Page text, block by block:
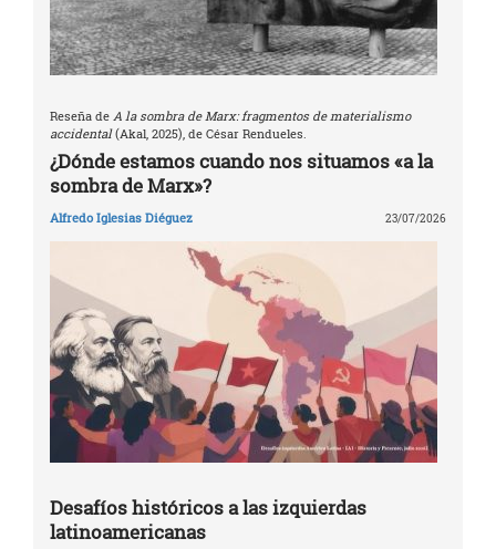
Reseña de A la sombra de Marx: fragmentos de materialismo
accidental(Akal, 2025), de César Rendueles.
¿Dónde estamos cuando nos situamos «a la
sombra de Marx»?
Alfredo Iglesias Diéguez 23/07/2026
Desafíos históricos a las izquierdas
latinoamericanas